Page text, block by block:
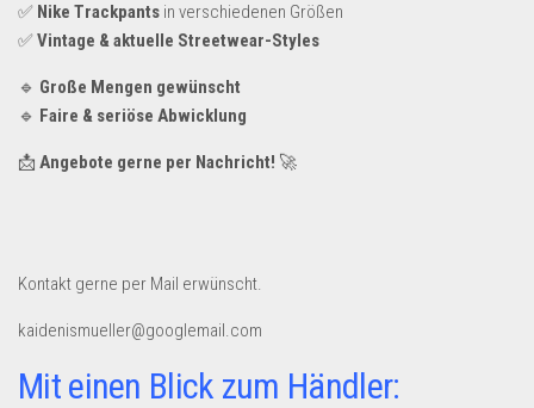
Saison & Eventprodkte
B2B Produkte
Lidl
Kostenlos verkaufen
✅ Nike Trackpants in verschiedenen Größen
✅Vintage & aktuelle Streetwear-Styles
🔹 Große Mengen gewünscht
🔹 Faire & seriöse Abwicklung
📩 Angebote gerne per Nachricht! 🚀
Kontakt gerne per Mail erwünscht.
kaidenismueller@googlemail.com
Mit einen Blick zum Händler: